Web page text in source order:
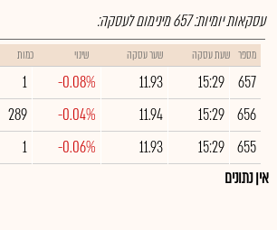
עסקאות יומיות:657מינימום לעסקה:
מספר שעת עסקה שער עסקה שינוי כמות
657
15:29
11.93
-0.08%
1
656
15:29
11.94
-0.04%
289
655
15:29
11.93
-0.06%
1
אין נתונים